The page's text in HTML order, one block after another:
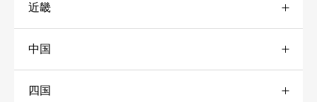
福島
神奈川
千葉
茨城
新潟
富山
石川
近畿
三重
京都
中国
広島
四国